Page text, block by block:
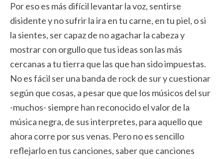
Por eso es más difícil levantar la voz, sentirse
disidente y no sufrir la ira en tu carne, en tu piel, o si
la sientes, ser capaz de no agachar la cabeza y
mostrar con orgullo que tus ideas son las más
cercanas a tu tierra que las que han sido impuestas.
No es fácil ser una banda de rock de sur y cuestionar
según que cosas, a pesar que que los músicos del sur
-muchos- siempre han reconocido el valor de la
música negra, de sus interpretes, para aquello que
ahora corre por sus venas. Pero no es sencillo
reflejarlo en tus canciones, saber que canciones